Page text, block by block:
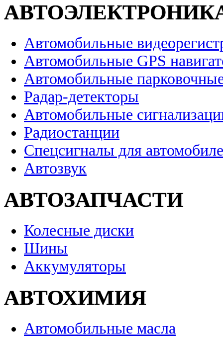
Автомобильные
Автомобильные GPS
Автомобильные
Радар-детекторы
Автомобильные
Радиостанции
Спецсигналы для
Автозвук
АВТОЗАПЧАСТИ
Колесные диски
Шины
Аккумуляторы
АВТОХИМИЯ
Автомобильные масла